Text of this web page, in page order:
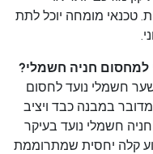
טכנאי מומחה יוכל לתת
למחסום חניה חשמלי?
חשמלי נועד לחסום
במבנה כבד ויציב
חשמלי נועד בעיקר
קלה יחסית שמתרוממת